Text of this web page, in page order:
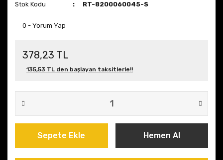
Stok Kodu
RT-8200060045-S
0 - Yorum Yap
378,23 TL
135,53 TL den başlayan taksitlerle!!
Sepete Ekle Hemen Al